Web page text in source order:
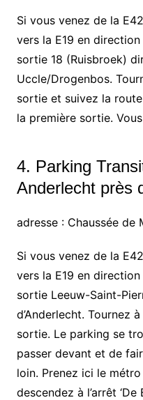
Si vous venez de la
vers la E19 en
sortie 18 (Ruisbroek)
Uccle/Drogenbos.
sortie et suivez la
la première sortie.
4. Parking
Anderlecht près
adresse : Chaussée de
Si vous venez de la
vers la E19 en
sortie Leeuw-Saint-
d’Anderlecht. Tournez
sortie. Le parking se
passer devant et de
loin. Prenez ici le
descendez à l’arrêt ‘De